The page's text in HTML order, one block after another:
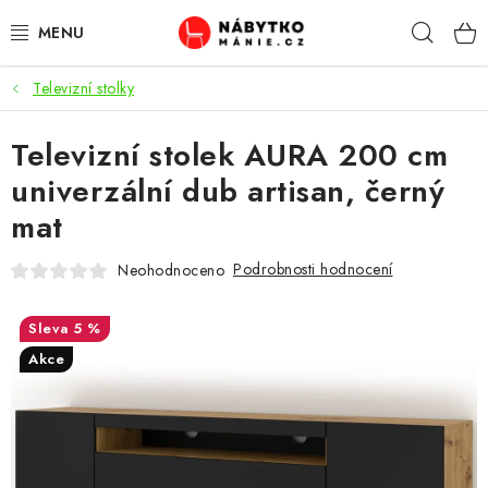
na
OBÝVACÍ POKOJ
KUCHYŇ A JÍDELNA
LOŽNICE
DĚTSKÝ POKOJ
KANCELÁŘ / PRACOVNA
KOUPELNA A WC
Televizní stolky
Televizní stolek AURA 200 cm
univerzální dub artisan, černý
mat
Neohodnoceno Podrobnosti hodnocení
5 %
Akce